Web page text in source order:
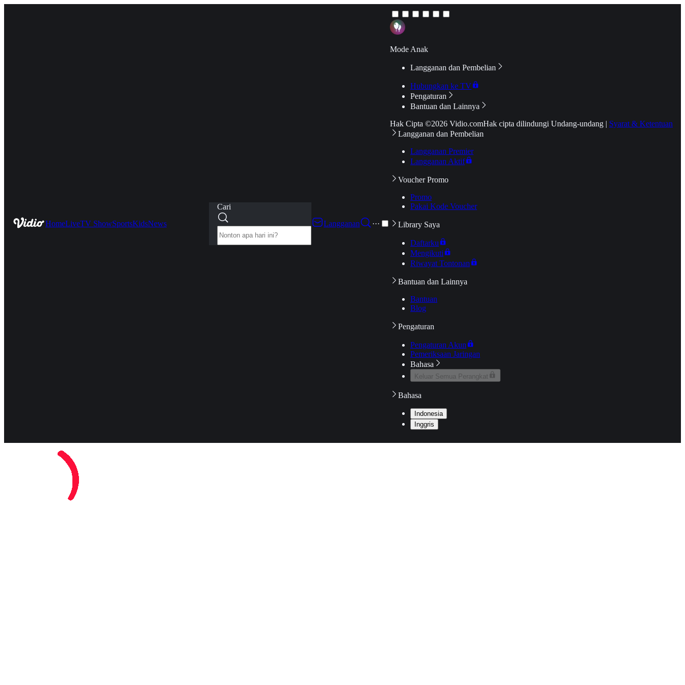
HomeLiveTV ShowSportsKidsNews
Cari
Langganan
···
Mode Anak
Langganan dan Pembelian
Hubungkan ke TV
Pengaturan
Bantuan dan Lainnya
Hak Cipta ©2026 Vidio.comHak cipta dilindungi Undang-undang | Syarat & Ketentuan
Langganan dan Pembelian
Langganan Premier
Langganan Aktif
Voucher Promo
Promo
Pakai Kode Voucher
Library Saya
Daftarku
Mengikuti
Riwayat Tontonan
Bantuan dan Lainnya
Bantuan
Blog
Pengaturan
Pengaturan Akun
Pemeriksaan Jaringan
Bahasa
Keluar Semua Perangkat
Bahasa
Indonesia
Inggris